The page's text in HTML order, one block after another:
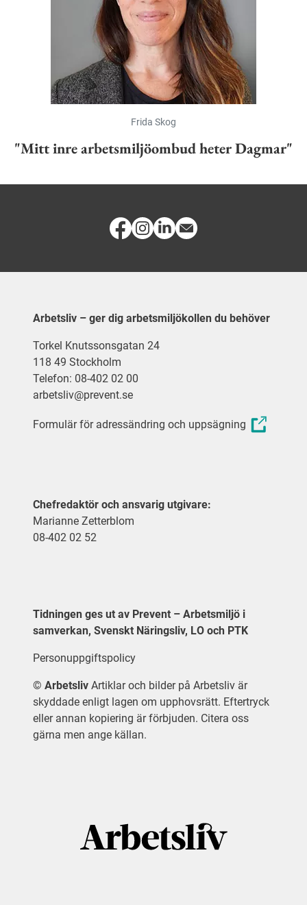
Frida Skog
"Mitt inre arbetsmiljöombud heter Dagmar"
Arbetsliv – ger dig arbetsmiljökollen du behöver
Torkel Knutssonsgatan 24
118 49 Stockholm
Telefon: 08-402 02 00
arbetsliv@prevent.se
Formulär för adressändring och uppsägning
Chefredaktör och ansvarig utgivare:
Marianne Zetterblom
08-402 02 52
Tidningen ges ut av Prevent – Arbetsmiljö i
samverkan, Svenskt Näringsliv, LO och PTK
Personuppgiftspolicy
© Arbetsliv Artiklar och bilder på Arbetsliv är
skyddade enligt lagen om upphovsrätt. Eftertryck
eller annan kopiering är förbjuden. Citera oss
gärna men ange källan.